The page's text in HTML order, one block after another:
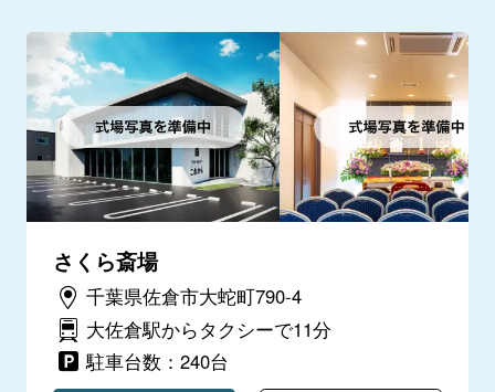
さくら斎場
千葉県佐倉市大蛇町790-4
大佐倉駅からタクシーで11分
駐車台数：240台